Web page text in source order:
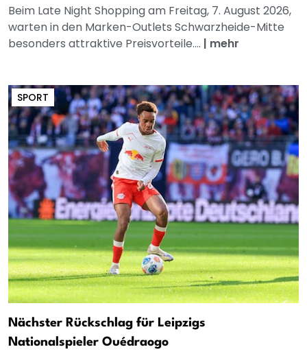
Beim Late Night Shopping am Freitag, 7. August 2026,
warten in den Marken-Outlets Schwarzheide-Mitte
besonders attraktive Preisvorteile.... | mehr
SPORT
Nächster Rückschlag für Leipzigs
Nationalspieler Ouédraogo